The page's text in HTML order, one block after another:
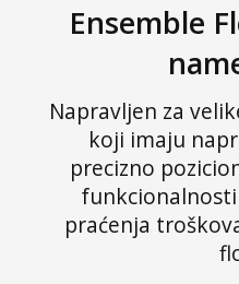
Ensemble
Napravljen za
koji imaju
precizno
praćenja